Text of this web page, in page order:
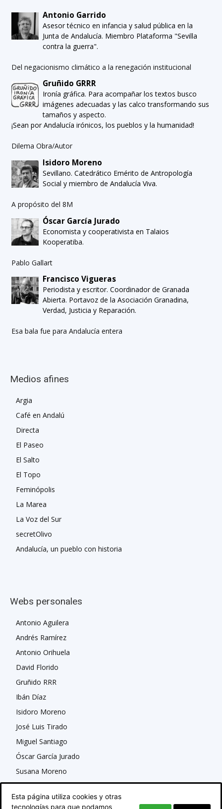
Antonio Garrido
Asesor técnico en infancia y salud pública en la
Junta de Andalucía. Miembro Plataforma "Sevilla
contra la guerra".
Del negacionismo climático a la renegación institucional
Gruñido GRRR
Ironía gráfica. Para acompañar los textos busco
imágenes adecuadas y las calco transformando sus
tamaños y aspecto.
¡Sean por Andalucía irónicos, los pueblos y la humanidad!
Dilema Obra/Autor
Isidoro Moreno
Sevillano. Catedrático Emérito de Antropología
Social y miembro de Andalucía Viva.
A propósito del 8M
Óscar García Jurado
Economista y cooperativista en Talaios
Kooperatiba.
Pablo Gallart
Francisco Vigueras
Periodista y escritor. Coordinador de Granada
Abierta. Portavoz de la Asociación Granadina,
Verdad, Justicia y Reparación.
Esa bala fue para Andalucía entera
Medios afines
Argia
Café en Andalú
Directa
El Paseo
El Salto
El Topo
Feminópolis
La Marea
La Voz del Sur
secretOlivo
Andalucía, un pueblo con historia
Webs personales
Antonio Aguilera
Andrés Ramírez
Antonio Orihuela
David Florido
Gruñido RRR
Ibán Díaz
Isidoro Moreno
José Luis Tirado
Miguel Santiago
Óscar García Jurado
Susana Moreno
Esta página utiliza cookies y otras
tecnologías para que podamos